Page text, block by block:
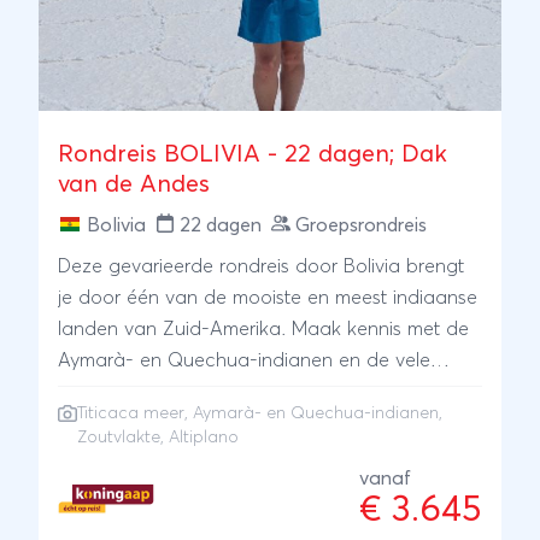
Rondreis BOLIVIA - 22 dagen; Dak
van de Andes
Bolivia 22 dagen Groepsrondreis
Deze gevarieerde rondreis door Bolivia brengt
je door één van de mooiste en meest indiaanse
landen van Zuid-Amerika. Maak kennis met de
Aymarà- en Quechua-indianen en de vele
het 'Dak van de Andes' wordt genoemd. Een
Altiplano en het saffierblauwe Titicacameer zijn
maar een paar van de hoogtepunten. Deze reis
Titicaca meer, Aymarà- en Quechua-indianen,
Zoutvlakte, Altiplano
vanaf
€ 3.645